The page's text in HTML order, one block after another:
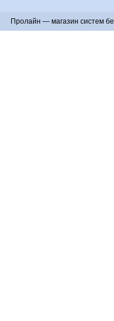
Пролайн — магазин систем